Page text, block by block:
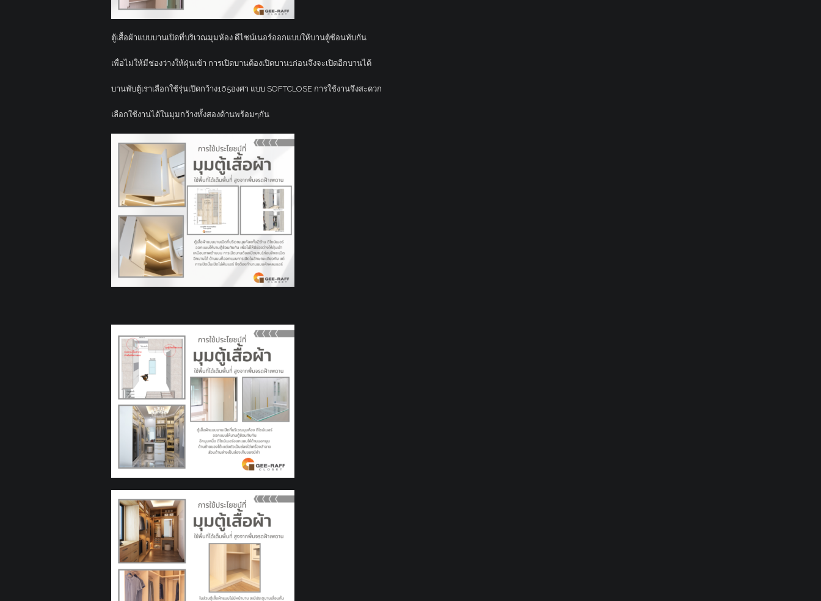
ตู้เสื้อผ้าแบบบานเปิดที่บริเวณมุมห้อง ดีไซน์เนอร์ออกแบบให้บานตู้ซ้อนทับกัน
เพื่อไม่ให้มีช่องว่างให้ฝุ่นเข้า การเปิดบานต้องเปิดบาน1ก่อนจึงจะเปิดอีกบานได้
บานพับตู้เราเลือกใช้รุ่นเปิดกว้าง165องศา แบบ SOFTCLOSE การใช้งานจึงสะดวก
เลือกใช้งานได้ในมุมกว้างทั้งสองด้านพร้อมๆกัน